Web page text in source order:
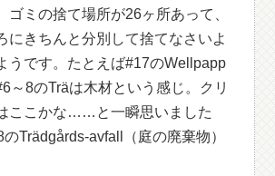
ゴミの捨て場所が26ヶ所あって、
にきちんと分別して捨てなさいよ
うです。たとえば#17のWellpapp
～8のTräは木材という感じ。クリ
ここかな……と一瞬思いました
Trädgårds-avfall（庭の廃棄物）